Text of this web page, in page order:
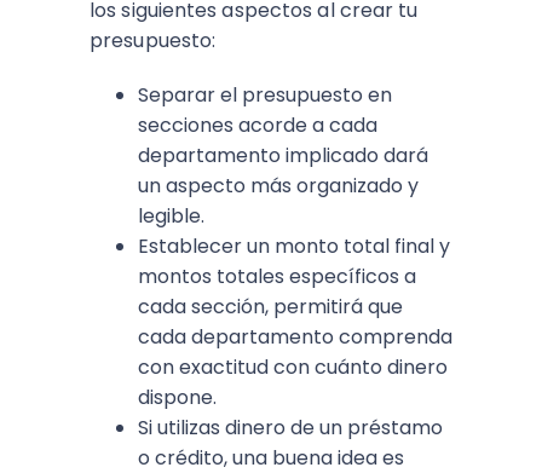
los siguientes aspectos al crear tu
presupuesto:
Separar el presupuesto en
secciones acorde a cada
departamento implicado dará
un aspecto más organizado y
legible.
Establecer un monto total final y
montos totales específicos a
cada sección, permitirá que
cada departamento comprenda
con exactitud con cuánto dinero
dispone.
Si utilizas dinero de un préstamo
o crédito, una buena idea es